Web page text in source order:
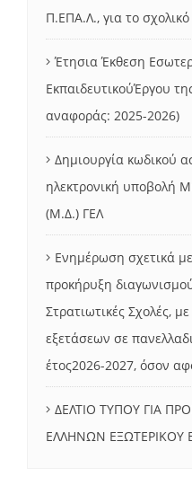
Π.ΕΠΑ.Λ., για το
Έτησια Έκθεση
ΕκπαιδευτικούΈργου
αναφοράς: 2025-2026)
Δημιουργία κωδικού
ηλεκτρονική υποβολή
(Μ.Δ.) ΓΕΛ
Ενημέρωση σχετικά
προκήρυξη
Στρατιωτικές Σχολές,
εξετάσεων σε
έτος2026-2027, όσον
ΔΕΛΤΙΟ ΤΥΠΟΥ ΓΙΑ
ΕΛΛΗΝΩΝ ΕΞΩΤΕΡΙΚΟΥ